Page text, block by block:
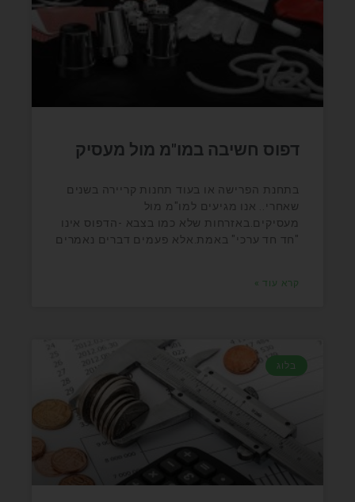
דפוס חשיבה במו"מ מול מעסיק
בתחנת הפרישה או בעוד תחנות קריירה בשנים
שאחרי.. אנו מגיעים למו"מ מול
מעסיקים.באזרחות שלא כמו בצבא -הדפוס אינו
"חד חד ערכי" באמת.אלא פעמים דברים נאמרים
קרא עוד »
בלוג